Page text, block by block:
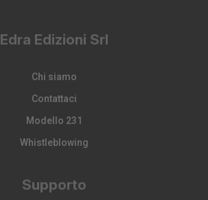
Edra Edizioni Srl
Chi siamo
Contattaci
Modello 231
Whistleblowing
Supporto